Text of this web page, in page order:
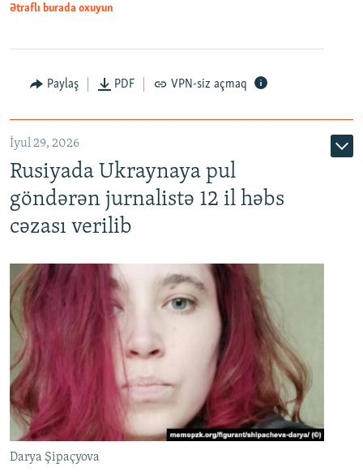
Ətraflı burada oxuyun
Paylaş PDF VPN-siz açmaq
İyul 29, 2026
Rusiyada Ukraynaya pul
göndərən jurnalistə 12 il həbs
cəzası verilib
Darya Şipaçyova